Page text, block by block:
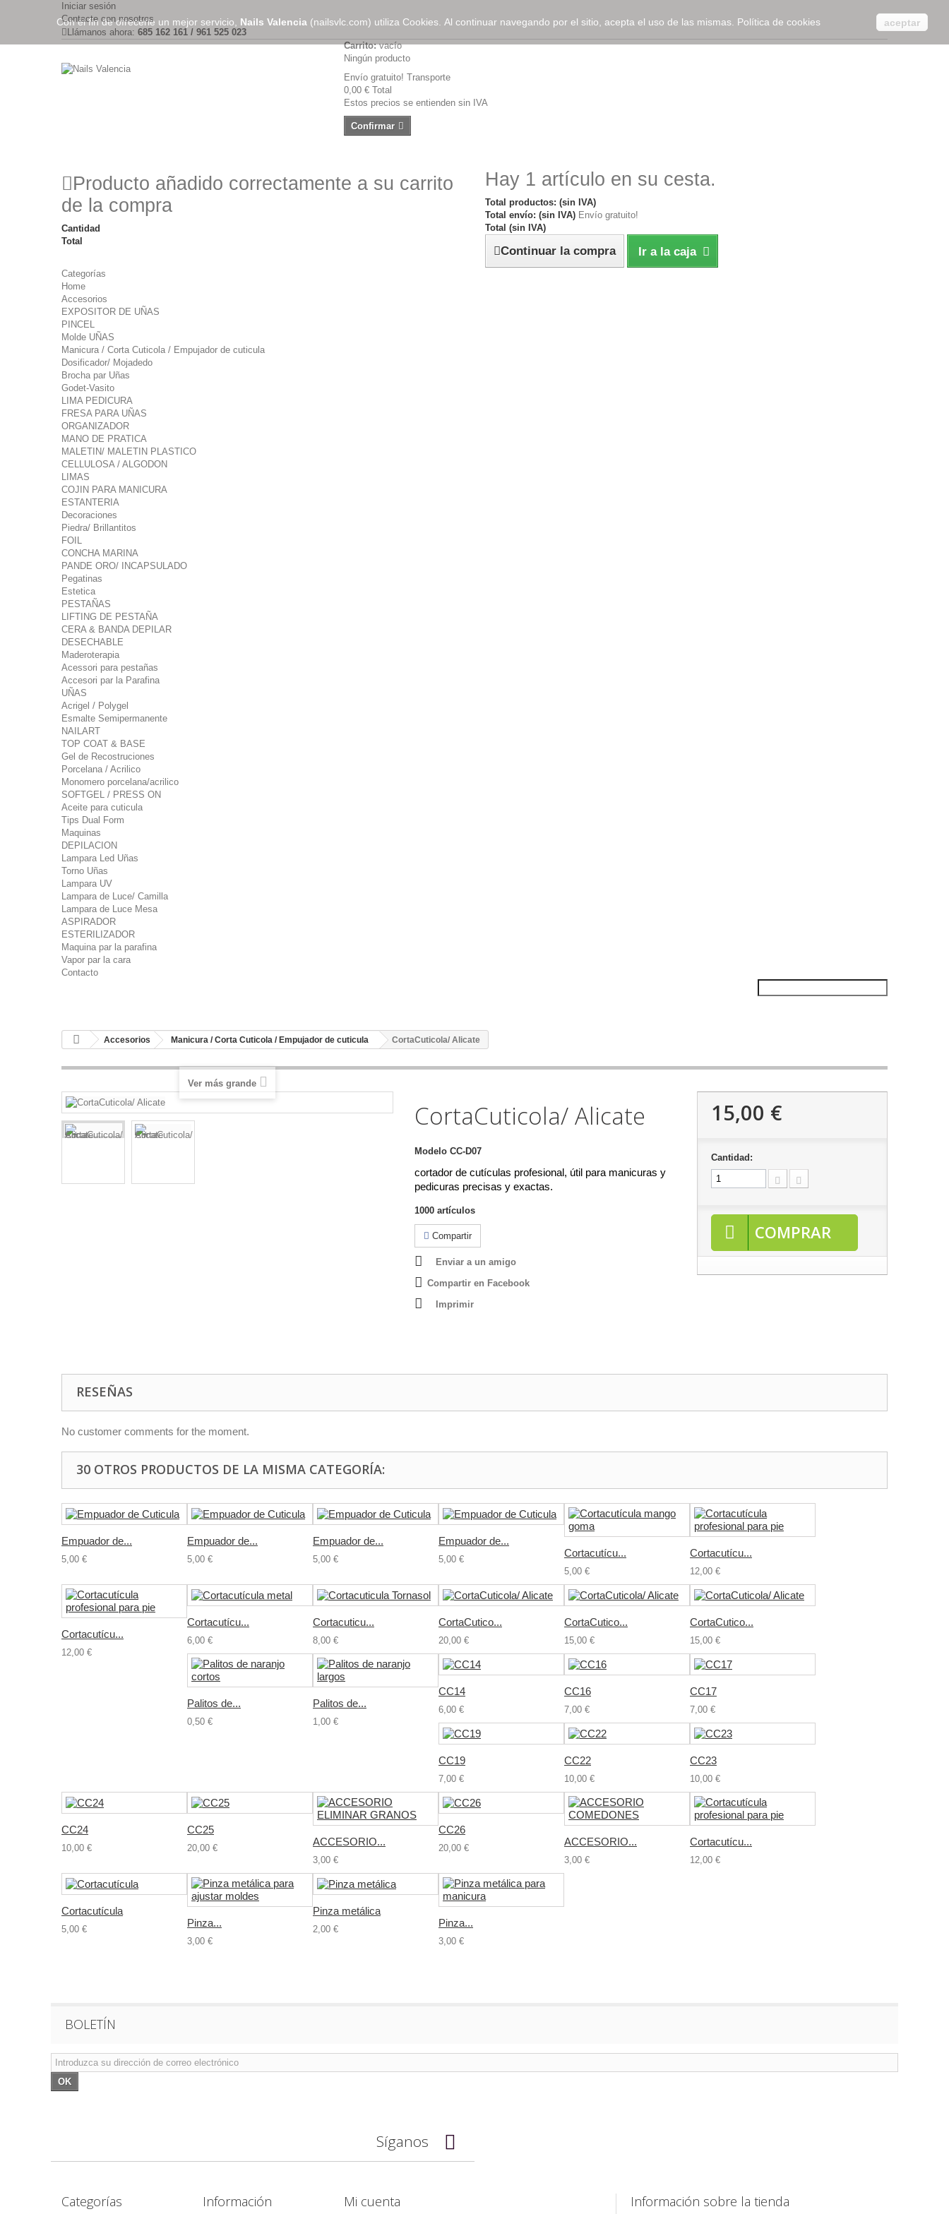
Iniciar sesión
Contacte con nosotros
Llámanos ahora: 685 162 161 / 961 525 023
Carrito: vacío
Ningún producto
Envío gratuito! Transporte
0,00 € Total
Estos precios se entienden sin IVA
Confirmar
Producto añadido correctamente a su carrito
de la compra
Cantidad
Total
Hay 1 artículo en su cesta.
Total productos: (sin IVA)
Total envío: (sin IVA) Envío gratuito!
Total (sin IVA)
Continuar la compra Ir a la caja
Categorías
Home
Accesorios
EXPOSITOR DE UÑAS
PINCEL
Molde UÑAS
Manicura / Corta Cuticola / Empujador de cuticula
Dosificador/ Mojadedo
Brocha par Uñas
Godet-Vasito
LIMA PEDICURA
FRESA PARA UÑAS
ORGANIZADOR
MANO DE PRATICA
MALETIN/ MALETIN PLASTICO
CELLULOSA / ALGODON
LIMAS
COJIN PARA MANICURA
ESTANTERIA
Decoraciones
Piedra/ Brillantitos
FOIL
CONCHA MARINA
PANDE ORO/ INCAPSULADO
Pegatinas
Estetica
PESTAÑAS
LIFTING DE PESTAÑA
CERA & BANDA DEPILAR
DESECHABLE
Maderoterapia
Acessori para pestañas
Accesori par la Parafina
UÑAS
Acrigel / Polygel
Esmalte Semipermanente
NAILART
TOP COAT & BASE
Gel de Recostruciones
Porcelana / Acrilico
Monomero porcelana/acrilico
SOFTGEL / PRESS ON
Aceite para cuticula
Tips Dual Form
Maquinas
DEPILACION
Lampara Led Uñas
Torno Uñas
Lampara UV
Lampara de Luce/ Camilla
Lampara de Luce Mesa
ASPIRADOR
ESTERILIZADOR
Maquina par la parafina
Vapor par la cara
Contacto
Accesorios Manicura / Corta Cuticola / Empujador de cuticula CortaCuticola/ Alicate
Ver más grande
CortaCuticola/ Alicate
Modelo CC-D07
cortador de cutículas profesional, útil para manicuras y
pedicuras precisas y exactas.
1000 artículos
Compartir
Enviar a un amigo
Compartir en Facebook
Imprimir
15,00 €
Cantidad:
COMPRAR
RESEÑAS
No customer comments for the moment.
30 OTROS PRODUCTOS DE LA MISMA CATEGORÍA:
Empuador de...
5,00 €
Empuador de...
5,00 €
Empuador de...
5,00 €
Empuador de...
5,00 €
Cortacutícu...
5,00 €
Cortacutícu...
12,00 €
Cortacutícu...
12,00 €
Cortacutícu...
6,00 €
Cortacuticu...
8,00 €
CortaCutico...
20,00 €
CortaCutico...
15,00 €
CortaCutico...
15,00 €
Palitos de...
0,50 €
Palitos de...
1,00 €
CC14
6,00 €
CC16
7,00 €
CC17
7,00 €
CC19
7,00 €
CC22
10,00 €
CC23
10,00 €
CC24
10,00 €
CC25
20,00 €
ACCESORIO...
3,00 €
CC26
20,00 €
ACCESORIO...
3,00 €
Cortacutícu...
12,00 €
Cortacutícula
5,00 €
Pinza...
3,00 €
Pinza metálica
2,00 €
Pinza...
3,00 €
BOLETÍN
OK
Síganos
Categorías Información Mi cuenta Información sobre la tienda
Con el fin de ofrecerle un mejor servicio, Nails Valencia (nailsvlc.com) utiliza Cookies. Al continuar navegando por el sitio, acepta el uso de las mismas. Política de cookies aceptar